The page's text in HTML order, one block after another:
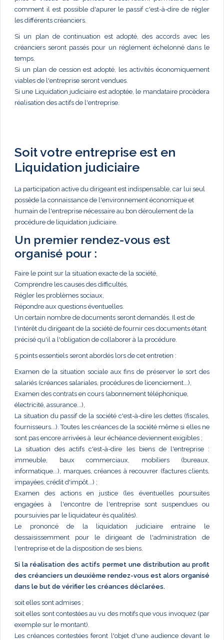
comment il est possible d'apurer le passif c'est-à-dire de régler
les différents créanciers.
Si un plan de continuation est adopté, des accords avec les
créanciers seront passés pour un réglement échelonné dans le
temps.
Si un plan de cession est adopté, les activités économiquement
viables de l'entreprise seront vendues.
Si une Liquidation judiciaire est adoptée, le mandataire procèdera
réalisation des actifs de l'entreprise.
Soit votre entreprise est en
Liquidation judiciaire
La participation active du dirigeant est indispensable, car lui seul
possède la connaissance de l'environnement économique et
humain de l'entreprise nécessaire au bon déroulement de la
procédure de liquidation judiciaire.
Un premier rendez-vous est
organisé pour :
Faire le point sur la situation exacte de la société,
Comprendre les causes des difficultés,
Régler les problèmes sociaux,
Répondre aux questions éventuelles.
Un certain nombre de documents seront demandés. Il est de
l'intérêt du dirigeant de la société de fournir ces documents étant
précisé qu'il a l'obligation de collaborer à la procédure.
5 points essentiels seront abordés lors de cet entretien :
Examen de la situation sociale aux fins de préserver le sort des
salariés (créances salariales, procédures de licenciement...),
Examen des contrats en cours (abonnement téléphonique,
électricité, assurance...),
La situation du passif de la société c'est-à-dire les dettes (fiscales,
fournisseurs...). Toutes les créances de la société même si elles ne
sont pas encore arrivées à leur échéance deviennent exigibles ;
La situation des actifs c'est-à-dire les biens de l'entreprise :
immeuble, baux commerciaux, mobiliers (bureaux,
informatique...), marques, créances à recouvrer (factures clients,
impayées, crédit d'impôt...) ;
Examen des actions en justice (les éventuelles poursuites
engagées à l'encontre de l'entreprise sont suspendues ou
poursuivies par le liquidateur ès qualités).
Le prononcé de la liquidation judiciaire entraine le
dessaisissemment pour le dirigeant de l'administration de
l'entreprise et de la disposition de ses biens.
Si la réalisation des actifs permet une distribution au profit
des créanciers un deuxième rendez-vous est alors organisé
dans le but de vérifier les créances déclarées.
soit elles sont admises ;
soit elles sont contestées au vu des motifs que vous invoquez (par
exemple sur le montant).
Les créances contestées feront l'objet d'une audience devant le